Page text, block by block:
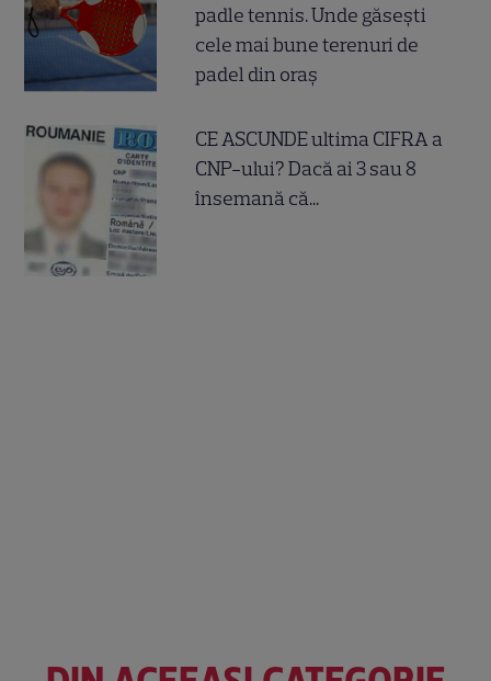
padle tennis. Unde găsești
cele mai bune terenuri de
padel din oraș
CE ASCUNDE ultima CIFRA a
CNP-ului? Dacă ai 3 sau 8
însemană că...